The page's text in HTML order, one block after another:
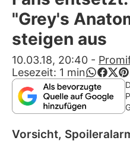
Alle
App
"Grey's
steigen aus
10.03.18, 20:40 -
Lesezeit: 1 min
Vorsicht,